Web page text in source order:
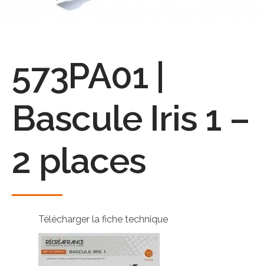
573PA01 |
Bascule Iris 1 –
2 places
Télécharger la fiche technique